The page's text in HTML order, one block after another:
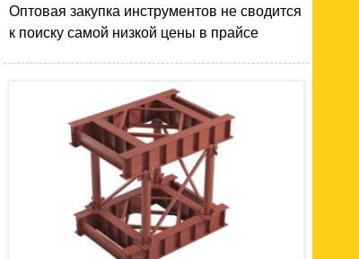
Оптовая закупка инструментов не сводится
к поиску самой низкой цены в прайсе